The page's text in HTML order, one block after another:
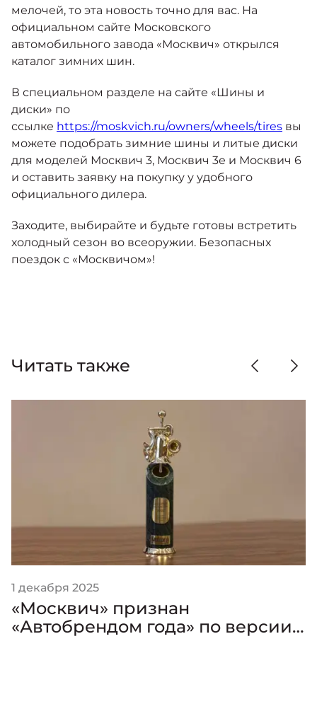
Яркий динамичный седан
от 2 237 000 ₽*
управлением (РУ)
Кроссовер, создающий равные
возможности
от 2 069 000 ₽*
Практичный семиместный
кроссовер
от 3 125 000 ₽*
Кредитные программы
Спецпредложения
Калькулятор трейд-ин
Страховые программы
Моторное масло
СЕРВИСНЫЕ АКЦИИ
АКСЕССУАРЫ
КОНТАКТЫ
мелочей, то эта новость точно для вас. На
официальном сайте Московского
автомобильного завода «Москвич» открылся
каталог зимних шин.
В специальном разделе на сайте «Шины и
диски» по
ссылке https://moskvich.ru/owners/wheels/tires вы
можете подобрать зимние шины и литые диски
для моделей Москвич 3, Москвич 3е и Москвич 6
и оставить заявку на покупку у удобного
официального дилера.
Заходите, выбирайте и будьте готовы встретить
холодный сезон во всеоружии. Безопасных
поездок с «Москвичом»!
Читать также
1 декабря 2025
«Москвич» признан
«Автобрендом года» по версии